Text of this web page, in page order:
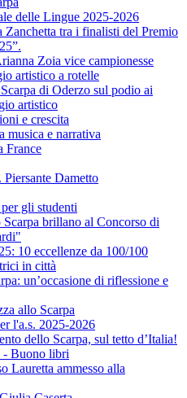
delle Lingue 2025-2026
Zanchetta tra i finalisti del Premio
Zoia vice campionesse
artistico a rotelle
di Oderzo sul podio ai
artistico
e crescita
musica e narrativa
France
Dametto
gli studenti
Scarpa brillano al Concorso di
10 eccellenze da 100/100
in città
un’occasione di riflessione e
allo Scarpa
l'a.s. 2025-2026
dello Scarpa, sul tetto d’Italia!
- Buono libri
Lauretta ammesso alla